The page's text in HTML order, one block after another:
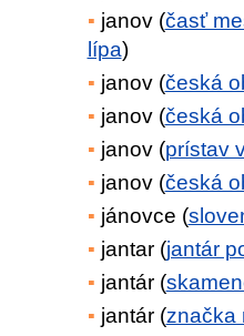
janov (časť
lípa)
janov (česká
janov (česká
janov (prístav
janov (česká
jánovce (
jantar (jantár
jantár (
jantár (značka